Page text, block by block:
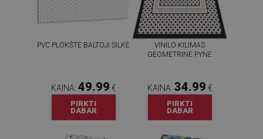
PVC PLOKŠTĖ BALTOJI SILKĖ
KAINA: 49.99 €
PIRKTI
DABAR
VINILO KILIMAS
GEOMETRINĖ PYNĖ
KAINA: 34.99 €
PIRKTI
DABAR